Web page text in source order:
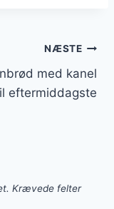
NÆSTE
med kanel
eftermiddagste
Krævede felter